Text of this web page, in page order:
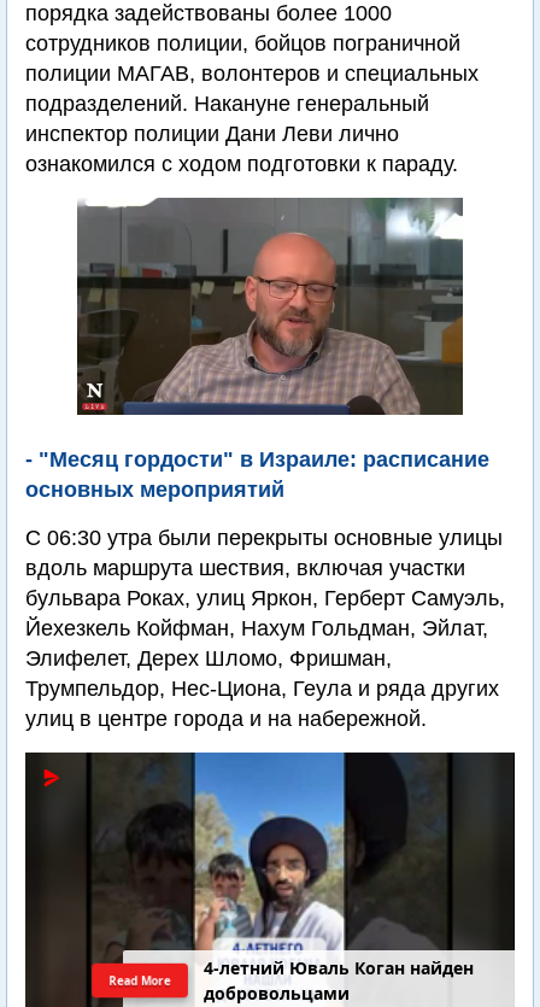
порядка задействованы более 1000
сотрудников полиции, бойцов пограничной
полиции МАГАВ, волонтеров и специальных
подразделений. Накануне генеральный
инспектор полиции Дани Леви лично
ознакомился с ходом подготовки к параду.
- "Месяц гордости" в Израиле: расписание
основных мероприятий
С 06:30 утра были перекрыты основные улицы
вдоль маршрута шествия, включая участки
бульвара Роках, улиц Яркон, Герберт Самуэль,
Йехезкель Койфман, Нахум Гольдман, Эйлат,
Элифелет, Дерех Шломо, Фришман,
Трумпельдор, Нес-Циона, Геула и ряда других
улиц в центре города и на набережной.
4-летний Юваль Коган найден
добровольцами
Read More